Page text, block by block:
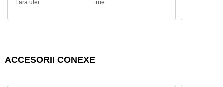
Fără ulei true
ACCESORII CONEXE